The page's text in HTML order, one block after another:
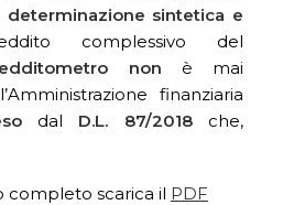
sintetica e
complessivo del
non è mai
finanziaria
dal D.L. 87/2018che,
completo scarica il PDF